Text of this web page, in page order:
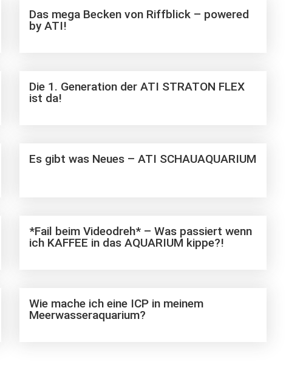
Das mega Becken von Riffblick – powered
by ATI!
Die 1. Generation der ATI STRATON FLEX
ist da!
Es gibt was Neues – ATI SCHAUAQUARIUM
*Fail beim Videodreh* – Was passiert wenn
ich KAFFEE in das AQUARIUM kippe?!
Wie mache ich eine ICP in meinem
Meerwasseraquarium?